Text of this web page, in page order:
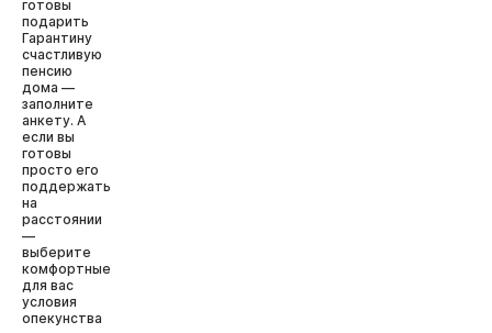
готовы
подарить
Гарантину
счастливую
пенсию
дома —
заполните
анкету. А
если вы
готовы
просто его
поддержать
на
расстоянии
—
выберите
комфортные
для вас
условия
опекунства